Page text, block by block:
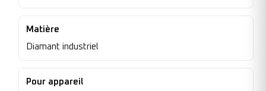
Matière
Diamant industriel
Pour appareil